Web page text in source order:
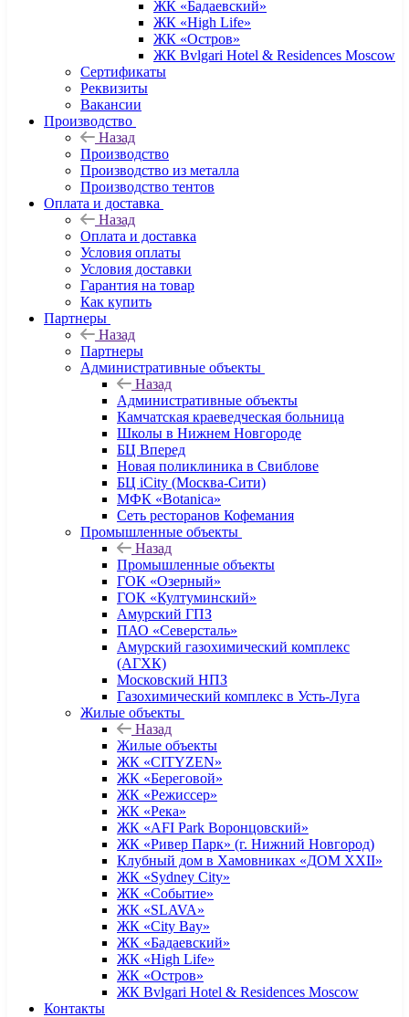
ЖК «Бадаевский»
ЖК «High Life»
ЖК «Остров»
ЖК Bvlgari Hotel & Residences Moscow
Сертификаты
Реквизиты
Вакансии
Производство
Назад
Производство
Производство из металла
Производство тентов
Оплата и доставка
Назад
Оплата и доставка
Условия оплаты
Условия доставки
Гарантия на товар
Как купить
Партнеры
Назад
Партнеры
Административные объекты
Назад
Административные объекты
Камчатская краеведческая больница
Школы в Нижнем Новгороде
БЦ Вперед
Новая поликлиника в Свиблове
БЦ iCity (Москва-Сити)
МФК «Botanica»
Сеть ресторанов Кофемания
Промышленные объекты
Назад
Промышленные объекты
ГОК «Озерный»
ГОК «Култуминский»
Амурский ГПЗ
ПАО «Северсталь»
Амурский газохимический комплекс
(АГХК)
Московский НПЗ
Газохимический комплекс в Усть-Луга
Жилые объекты
Назад
Жилые объекты
ЖК «CITYZEN»
ЖК «Береговой»
ЖК «Режиссер»
ЖК «Река»
ЖК «AFI Park Воронцовский»
ЖК «Ривер Парк» (г. Нижний Новгород)
Клубный дом в Хамовниках «ДОМ XXII»
ЖК «Sydney City»
ЖК «Событие»
ЖК «SLAVA»
ЖК «City Bay»
ЖК «Бадаевский»
ЖК «High Life»
ЖК «Остров»
ЖК Bvlgari Hotel & Residences Moscow
Контакты